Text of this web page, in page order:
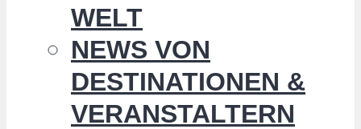
WELT
NEWS VON
DESTINATIONEN &
VERANSTALTERN